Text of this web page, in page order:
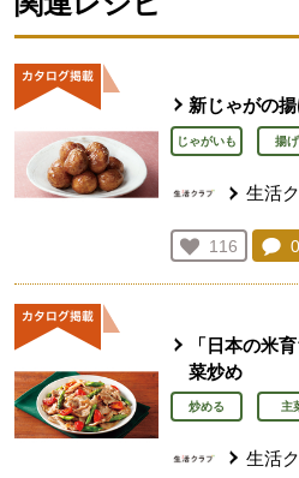
新じゃがの
じゃがいも 揚
生活
お気に入り
116
人が登録
0
「日本の米
菜炒め
炒める 主
生活